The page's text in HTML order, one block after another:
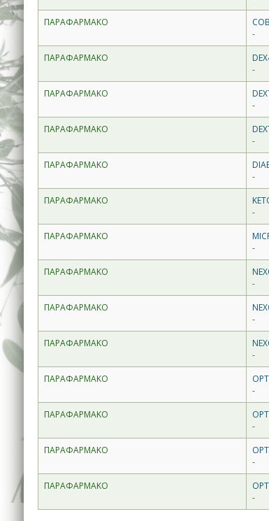
ΠΑΡΑΦΑΡΜΑΚΟ
-
ΠΑΡΑΦΑΡΜΑΚΟ
-
ΠΑΡΑΦΑΡΜΑΚΟ
-
ΠΑΡΑΦΑΡΜΑΚΟ
-
ΠΑΡΑΦΑΡΜΑΚΟ
-
ΠΑΡΑΦΑΡΜΑΚΟ
-
ΠΑΡΑΦΑΡΜΑΚΟ
-
ΠΑΡΑΦΑΡΜΑΚΟ
-
ΠΑΡΑΦΑΡΜΑΚΟ
-
ΠΑΡΑΦΑΡΜΑΚΟ
-
ΠΑΡΑΦΑΡΜΑΚΟ
-
ΠΑΡΑΦΑΡΜΑΚΟ
-
ΠΑΡΑΦΑΡΜΑΚΟ
-
ΠΑΡΑΦΑΡΜΑΚΟ
-